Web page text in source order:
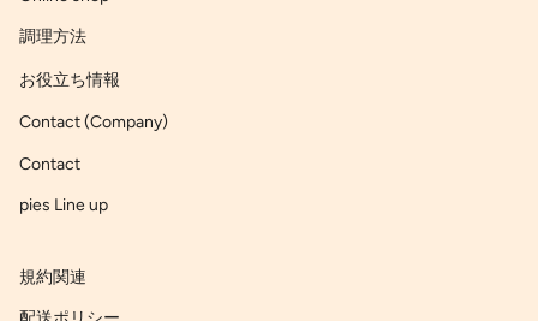
調理方法
お役立ち情報
Contact (Company)
Contact
pies Line up
規約関連